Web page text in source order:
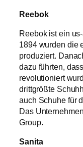
Reebok
Reebok ist ein
1894 wurden die
produziert.
dazu führten,
revolutioniert
drittgrößte
auch Schuhe für
Das
Group.
Sanita